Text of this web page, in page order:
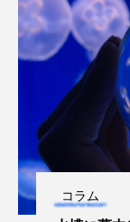
プライドフィッ
ヘラヤガラ
ホウネンエビ
ホタルイカ
コラム